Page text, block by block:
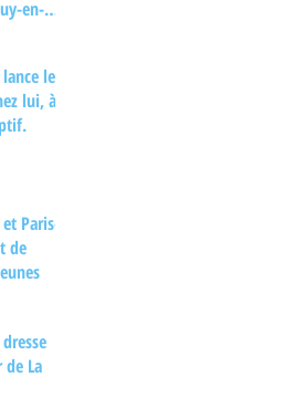
en-
le
lui, à
Paris-
de
La